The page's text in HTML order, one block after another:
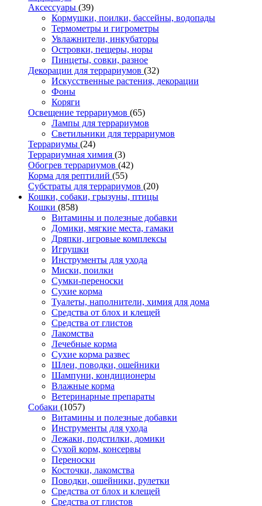
Аксессуары (39)
Кормушки, поилки, бассейны, водопады
Термометры и гигрометры
Увлажнители, инкубаторы
Островки, пещеры, норы
Пинцеты, совки, разное
Декорации для террариумов (32)
Искусственные растения, декорации
Фоны
Коряги
Освещение террариумов (65)
Лампы для террариумов
Светильники для террариумов
Террариумы (24)
Террариумная химия (3)
Обогрев террариумов (42)
Корма для рептилий (55)
Субстраты для террариумов (20)
Кошки, собаки, грызуны, птицы
Кошки (858)
Витамины и полезные добавки
Домики, мягкие места, гамаки
Дряпки, игровые комплексы
Игрушки
Инструменты для ухода
Миски, поилки
Сумки-переноски
Сухие корма
Туалеты, наполнители, химия для дома
Средства от блох и клещей
Средства от глистов
Лакомства
Лечебные корма
Сухие корма развес
Шлеи, поводки, ошейники
Шампуни, кондиционеры
Влажные корма
Ветеринарные препараты
Собаки (1057)
Витамины и полезные добавки
Инструменты для ухода
Лежаки, подстилки, домики
Сухой корм, консервы
Переноски
Косточки, лакомства
Поводки, ошейники, рулетки
Средства от блох и клещей
Средства от глистов